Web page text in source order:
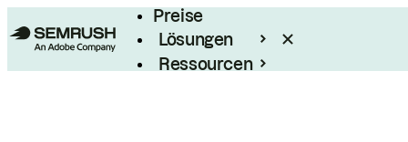
Preise
Lösungen
Ressourcen